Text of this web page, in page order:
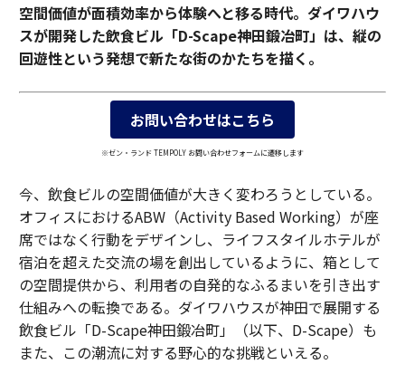
空間価値が面積効率から体験へと移る時代。ダイワハウ
スが開発した飲食ビル「D-Scape神田鍛冶町」は、縦の
回遊性という発想で新たな街のかたちを描く。
お問い合わせはこちら
※ゼン・ランド TEMPOLY お問い合わせフォームに遷移します
今、飲食ビルの空間価値が大きく変わろうとしている。
オフィスにおけるABW（Activity Based Working）が座
席ではなく行動をデザインし、ライフスタイルホテルが
宿泊を超えた交流の場を創出しているように、箱として
の空間提供から、利用者の自発的なふるまいを引き出す
仕組みへの転換である。ダイワハウスが神田で展開する
飲食ビル「D-Scape神田鍛冶町」（以下、D-Scape）も
また、この潮流に対する野心的な挑戦といえる。